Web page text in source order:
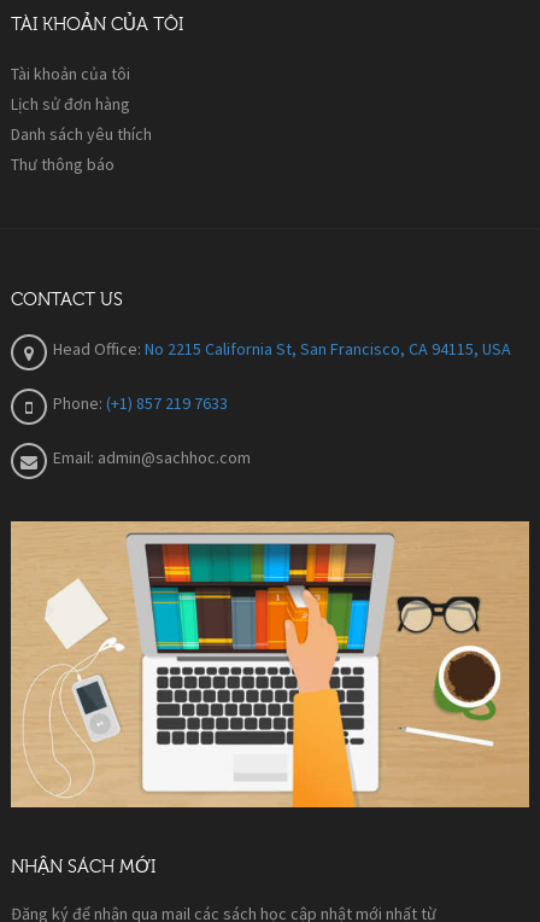
TÀI KHOẢN CỦA TÔI
Tài khoản của tôi
Lịch sử đơn hàng
Danh sách yêu thích
Thư thông báo
CONTACT US
Head Office: No 2215 California St, San Francisco, CA 94115, USA
Phone: (+1) 857 219 7633
Email: admin@sachhoc.com
NHẬN SÁCH MỚI
Đăng ký để nhận qua mail các sách học cập nhật mới nhất từ